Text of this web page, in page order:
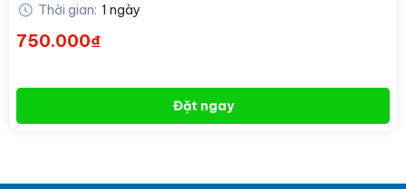
Thời gian: 1 ngày
750.000₫
Đặt ngay